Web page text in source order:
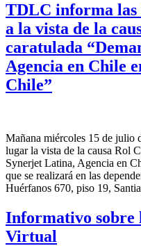
TDLC informa las
a la vista de la
caratulada
Agencia en Chile
Chile”
Mañana miércoles 15 de julio
lugar la vista de la causa Rol
Synerjet Latina, Agencia en
que se realizará en las
Huérfanos 670, piso 19,
Informativo sobre
Virtual